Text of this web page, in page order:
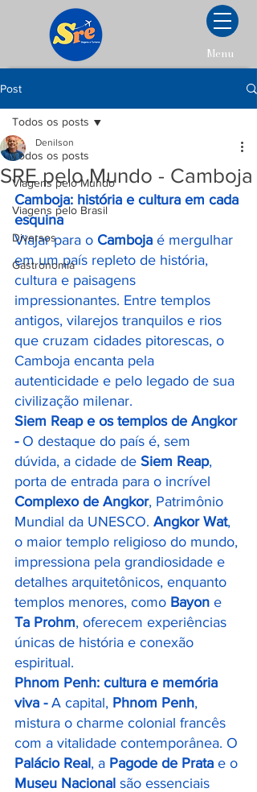
Menu
Post
Todos os posts
Viagens pelo Mundo
Viagens pelo Brasil
Diversos
Gastronomia
Todos os posts
SRE pelo Mundo - Camboja
Denilson
Camboja: história e cultura em cada
esquina
Viajar para o Camboja é mergulhar
em um país repleto de história,
cultura e paisagens
impressionantes. Entre templos
antigos, vilarejos tranquilos e rios
que cruzam cidades pitorescas, o
Camboja encanta pela
autenticidade e pelo legado de sua
civilização milenar.
Siem Reap e os templos de Angkor
- O destaque do país é, sem
dúvida, a cidade de Siem Reap,
porta de entrada para o incrível
Complexo de Angkor, Patrimônio
Mundial da UNESCO. Angkor Wat,
o maior templo religioso do mundo,
impressiona pela grandiosidade e
detalhes arquitetônicos, enquanto
templos menores, como Bayon e
Ta Prohm, oferecem experiências
únicas de história e conexão
espiritual.
Phnom Penh: cultura e memória
viva - A capital, Phnom Penh,
mistura o charme colonial francês
com a vitalidade contemporânea. O
Palácio Real, a Pagode de Prata e o
Museu Nacional são essenciais